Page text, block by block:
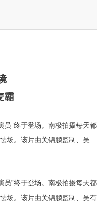
霸
员”终于登场。南极拍摄每天都
场。该片由关锦鹏监制、吴...
员”终于登场。南极拍摄每天都
场。该片由关锦鹏监制、吴有